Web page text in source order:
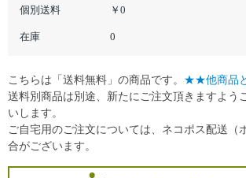
個別送料 ￥0
在庫 0
こちらは「送料無料」の商品です。 ★★他商品
送料別商品は別途、新たにご注文頂きますよう
いします。
ご自宅用のご注文については、ネコポス配送（
合がございます。